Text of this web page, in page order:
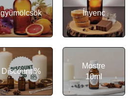
gyümölcsök Ínyenc
Discount %
Mostre
10ml